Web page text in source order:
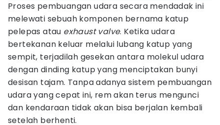
Proses pembuangan udara secara mendadak ini
melewati sebuah komponen bernama katup
pelepas atau exhaust valve. Ketika udara
bertekanan keluar melalui lubang katup yang
sempit, terjadilah gesekan antara molekul udara
dengan dinding katup yang menciptakan bunyi
desisan tajam. Tanpa adanya sistem pembuangan
udara yang cepat ini, rem akan terus mengunci
dan kendaraan tidak akan bisa berjalan kembali
setelah berhenti.